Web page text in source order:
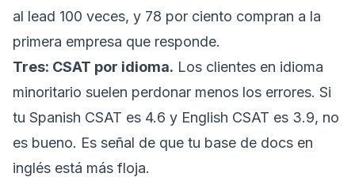
al lead 100 veces, y 78 por ciento compran a la
primera empresa que responde.
Tres: CSAT por idioma. Los clientes en idioma
minoritario suelen perdonar menos los errores. Si
tu Spanish CSAT es 4.6 y English CSAT es 3.9, no
es bueno. Es señal de que tu base de docs en
inglés está más floja.